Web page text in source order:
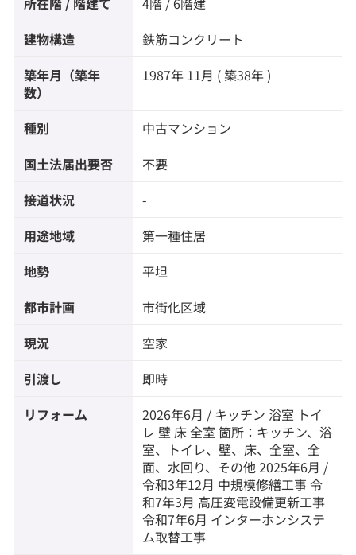
建物構造 鉄筋コンクリート
築年月（築年
数）
1987年 11月 ( 築38年 )
種別 中古マンション
国土法届出要否 不要
接道状況 -
用途地域 第一種住居
地勢 平坦
都市計画 市街化区域
現況 空家
引渡し 即時
リフォーム
2026年6月 / キッチン 浴室 トイ
レ 壁 床 全室 箇所：キッチン、浴
室、トイレ、壁、床、全室、全
面、水回り、その他 2025年6月 /
令和3年12月 中規模修繕工事 令
和7年3月 高圧変電設備更新工事
令和7年6月 インターホンシステ
ム取替工事